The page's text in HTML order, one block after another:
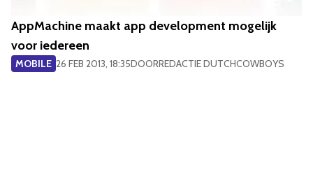
AppMachine maakt app development mogelijk
voor iedereen
MOBILE 26 FEB 2013, 18:35DOORREDACTIE DUTCHCOWBOYS